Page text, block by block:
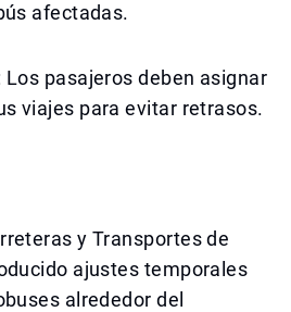
afectadas.
pasajeros deben asignar
viajes para evitar retrasos.
y Transportes de
ajustes temporales
alrededor del